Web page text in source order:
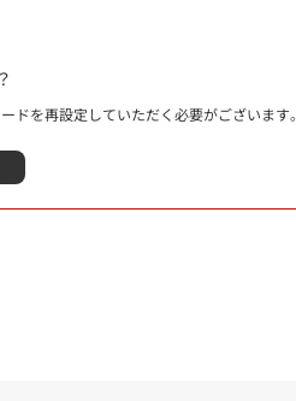
を再設定していただく必要がございます。